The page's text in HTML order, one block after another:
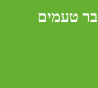
טעמים